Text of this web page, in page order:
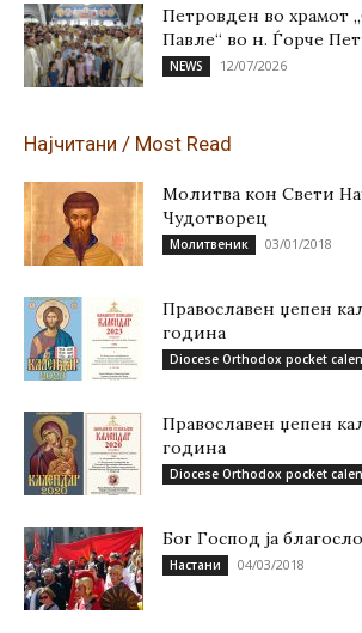
Петровден во храмот
Павле“ во н. Ѓорче
NEWS 12/07/2026
Најчитани / Most Read
Молитва кон Свети
Чудотворец
Молитвеник 03/01/2018
Православен џепен
година
Diocese Orthodox pocket
Православен џепен
година
Diocese Orthodox pocket
Бог Господ ја
Настани 04/03/2018